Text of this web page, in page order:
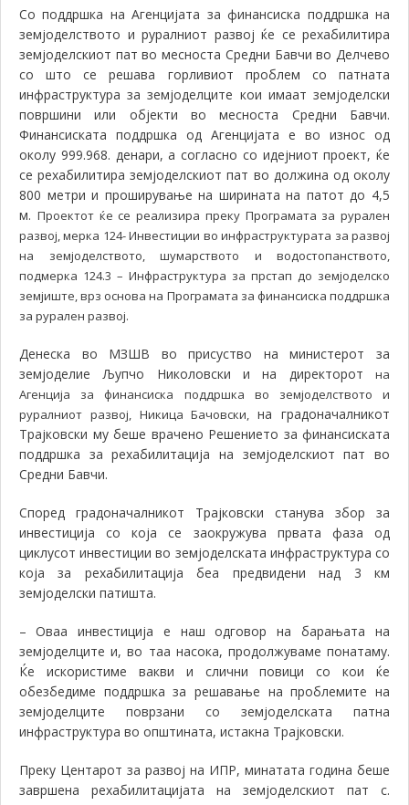
Со поддршка на Агенцијата за финансиска поддршка на
земјоделството и руралниот развој ќе се рехабилитира
земјоделскиот пат во месноста Средни Бавчи во Делчево
со што се решава горливиот проблем со патната
инфраструктура за земјоделците кои имаат земјоделски
површини или објекти во месноста Средни Бавчи.
Финансиската поддршка од Агенцијата е во износ од
околу 999.968. денари, а согласно со идејниот проект, ќе
се рехабилитира земјоделскиот пат во должина од околу
800 метри и проширување на ширината на патот до 4,5
м. Проектот ќе се реализира преку Програмата за рурален
развој, мерка 124- Инвестиции во инфраструктурата за развој
на земјоделството, шумарството и водостопанството,
подмерка 124.3 – Инфраструктура за прстап до земјоделско
земјиште, врз основа на Програмата за финансиска поддршка
за рурален развој.
Денеска во МЗШВ во присуство на министерот за
земјоделие Љупчо Николовски и на директорот на
Агенција за финансиска поддршка во земјоделството и
руралниот развој, Никица Бачовски,на градоначалникот
Трајковски му беше врачено Решението за финансиската
поддршка за рехабилитација на земјоделскиот пат во
Средни Бавчи.
Според градоначалникот Трајковски станува збор за
инвестиција со која се заокружува првата фаза од
циклусот инвестиции во земјоделската инфраструктура со
која за рехабилитација беа предвидени над 3 км
земјоделски патишта.
– Оваа инвестиција е наш одговор на барањата на
земјоделците и, во таа насока, продолжуваме понатаму.
Ќе искористиме вакви и слични повици со кои ќе
обезбедиме поддршка за решавање на проблемите на
земјоделците поврзани со земјоделската патна
инфраструктура во општината, истакна Трајковски.
Преку Центарот за развој на ИПР, минатата година беше
завршена рехабилитацијата на земјоделскиот пат с.